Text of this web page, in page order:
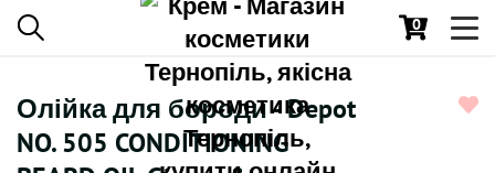
0
Олійка для бороди - Depot
NO. 505 CONDITIONING